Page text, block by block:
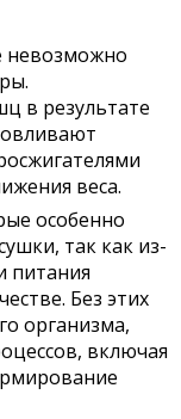
невозможно
в результате
веса.
особенно
так как из-
питания
Без этих
организма,
включая